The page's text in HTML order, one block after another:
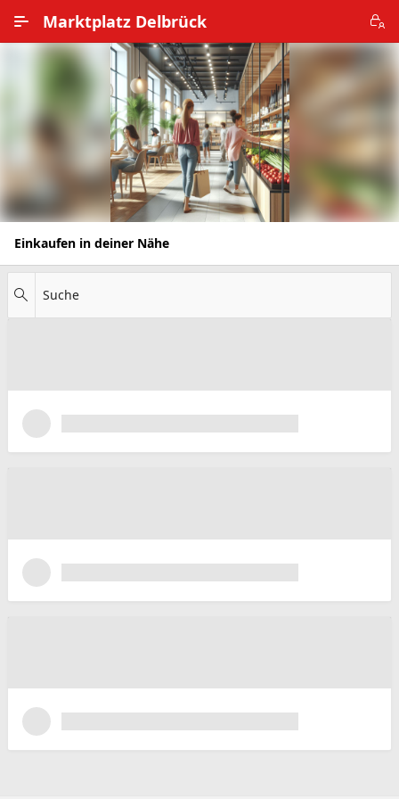
Marktplatz Delbrück
Alle Ortsteile
Impressum
Nutzungsbedingungen
Datenschutz
Einkaufen in deiner Nähe
Suche